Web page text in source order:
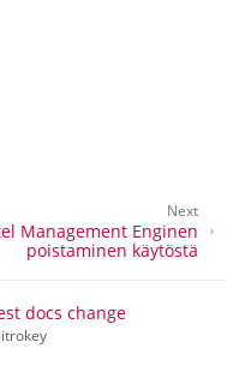
Next
Management Enginen
poistaminen käytöstä
docs change